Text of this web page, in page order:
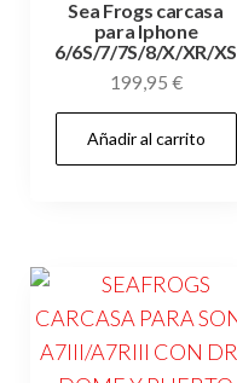
Sea Frogs carcasa
para Iphone
6/6S/7/7S/8/X/XR/XS
199,95 €
Añadir al carrito